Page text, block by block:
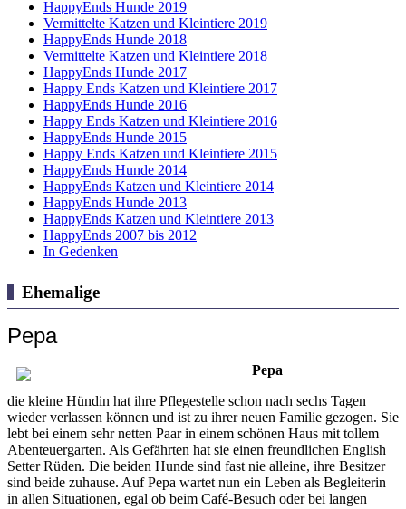
HappyEnds Hunde 2019
Vermittelte Katzen und Kleintiere 2019
HappyEnds Hunde 2018
Vermittelte Katzen und Kleintiere 2018
HappyEnds Hunde 2017
Happy Ends Katzen und Kleintiere 2017
HappyEnds Hunde 2016
Happy Ends Katzen und Kleintiere 2016
HappyEnds Hunde 2015
Happy Ends Katzen und Kleintiere 2015
HappyEnds Hunde 2014
HappyEnds Katzen und Kleintiere 2014
HappyEnds Hunde 2013
HappyEnds Katzen und Kleintiere 2013
HappyEnds 2007 bis 2012
In Gedenken
Ehemalige
Pepa
Pepa
die kleine Hündin hat ihre Pflegestelle schon nach sechs Tagen
wieder verlassen können und ist zu ihrer neuen Familie gezogen. Sie
lebt bei einem sehr netten Paar in einem schönen Haus mit tollem
Abenteuergarten. Als Gefährten hat sie einen freundlichen English
Setter Rüden. Die beiden Hunde sind fast nie alleine, ihre Besitzer
sind beide zuhause. Auf Pepa wartet nun ein Leben als Begleiterin
in allen Situationen, egal ob beim Café-Besuch oder bei langen